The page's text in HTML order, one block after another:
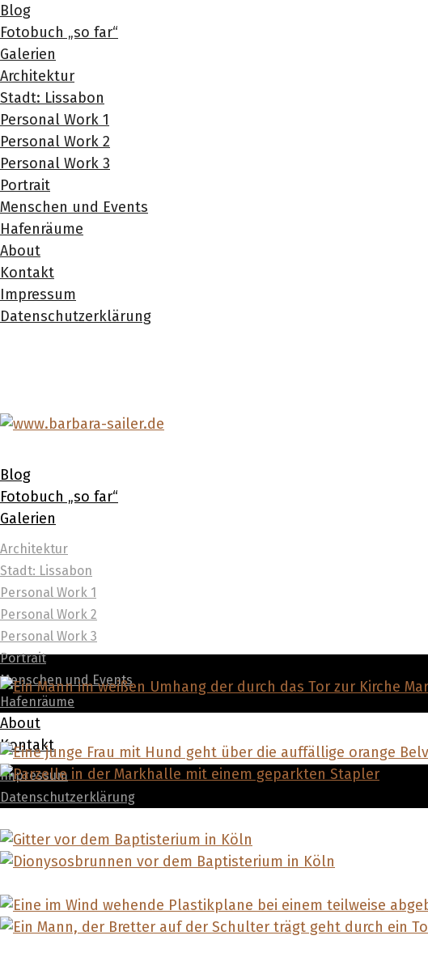
Blog
Fotobuch „so far“
Galerien
Architektur
Stadt: Lissabon
Personal Work 1
Personal Work 2
Personal Work 3
Portrait
Menschen und Events
Hafenräume
About
Kontakt
Impressum
Datenschutzerklärung
Blog
Fotobuch „so far“
Galerien
Architektur
Stadt: Lissabon
Personal Work 1
Personal Work 2
Personal Work 3
Portrait
Menschen und Events
Hafenräume
About
Kontakt
Impressum
Datenschutzerklärung